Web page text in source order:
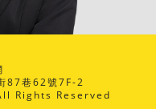
87巷62號7F-2
Rights Reserved